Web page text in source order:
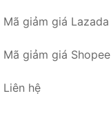
Mã giảm giá Lazada
Mã giảm giá Shopee
Liên hệ